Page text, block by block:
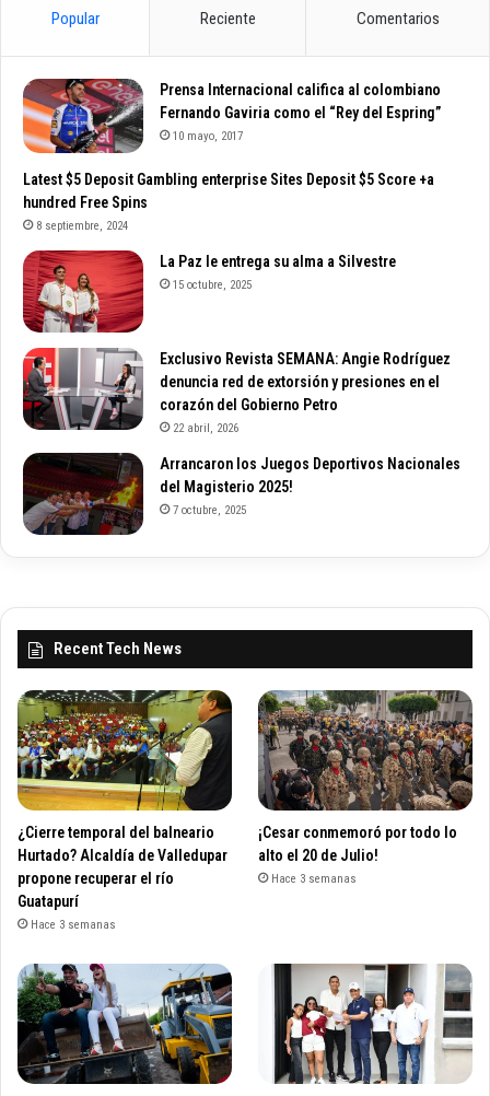
Popular Reciente Comentarios
Prensa Internacional califica al colombiano
Fernando Gaviria como el “Rey del Espring”
10 mayo, 2017
Latest $5 Deposit Gambling enterprise Sites Deposit $5 Score +a
hundred Free Spins
8 septiembre, 2024
La Paz le entrega su alma a Silvestre
15 octubre, 2025
Exclusivo Revista SEMANA: Angie Rodríguez
denuncia red de extorsión y presiones en el
corazón del Gobierno Petro
22 abril, 2026
Arrancaron los Juegos Deportivos Nacionales
del Magisterio 2025!
7 octubre, 2025
Recent Tech News
¿Cierre temporal del balneario
Hurtado? Alcaldía de Valledupar
propone recuperar el río
Guatapurí
Hace 3 semanas
¡Cesar conmemoró por todo lo
alto el 20 de Julio!
Hace 3 semanas